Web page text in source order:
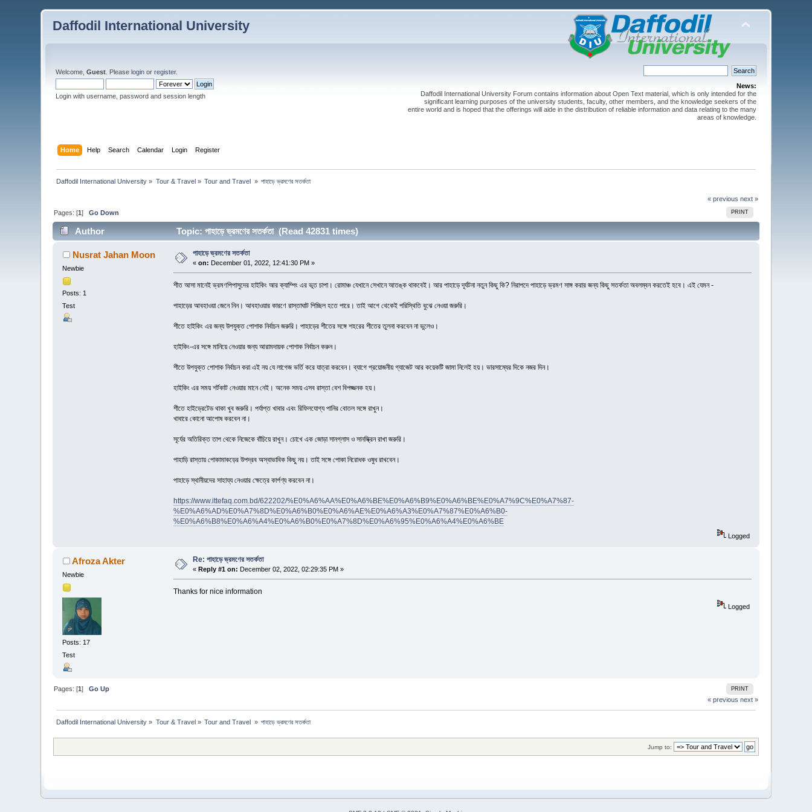
Daffodil International University
Welcome,Guest . Pleaselogin orregister.
Login with username, password and session length
News:
Daffodil International University Forum contains information about Open Text material, which is only intended for the
significant learning purposes of the university students, faculty, other members, and the knowledge seekers of the
entire world and is hoped that the offerings will aide in the distribution of reliable information and data relating to the many
areas of knowledge.
Home Help Search Calendar Login Register
Daffodil International University » Tour & Travel» Tour and Travel » পাহাড়ে ভ্রমণের সতর্কতা
« previous next »
PRINT
Pages: [1]Go Down
Author Topic: পাহাড়ে ভ্রমণের সতর্কতা (Read 42831 times)
Nusrat Jahan Moon
Newbie
Posts: 1
Test
পাহাড়ে ভ্রমণের সতর্কতা
«on: December 01, 2022, 12:41:30 PM »
শীত আসা মানেই ভ্রমণপিপাসুদের হাইকিং আর ক্যাম্পিং এর ভূত চাপা। রোমাঞ্চ যেখানে সেখানে আতঙ্ক থাকবেই। আর পাহাড়ে দূর্ঘটনা নতুন কিছু কি? নিরাপদে পাহাড়ে ভ্রমণ সাঙ্গ করার জন্য কিছু সতর্কতা অবলম্বন করতেই হবে। এই যেমন -
পাহাড়ের আবহাওয়া জেনে নিন। আবহাওয়ার কারণে রাস্তাঘাট পিচ্ছিল হতে পারে। তাই আগে থেকেই পরিস্থিতি বুঝে নেওয়া জরুরি।
শীতে হাইকিং এর জন্য উপযুক্ত পোশাক নির্বাচন জরুরি। পাহাড়ের শীতের সঙ্গে শহরের শীতের তুলনা করবেন না ভুলেও।
হাইকিং-এর সঙ্গে মানিয়ে নেওয়ার জন্য আরামদায়ক পোশাক নির্বাচন করুন।
শীতে উপযুক্ত পোশাক নির্বাচন করা এই নয় যে লাগেজ ভর্তি করে যাত্রা করবেন। ব্যাগে প্রয়োজনীয় গ্যাজেট আর কয়েকটি জামা নিলেই হয়। ভারসাম্যের দিকে নজর দিন।
হাইকিং এর সময় শর্টকাট নেওয়ার মানে নেই। অনেক সময় এসব রাস্তা বেশ বিপজ্জনক হয়।
শীতে হাইড্রেটেড থাকা খুব জরুরি। পর্যাপ্ত খাবার এবং রিফিলযোগ্য পানির বোতল সঙ্গে রাখুন।
খাবারে কোনো আপোষ করবেন না।
সূর্যের অতিরিক্ত তাপ থেকে নিজেকে বাঁচিয়ে রাখুন। চোখে এক জোড়া সানগ্লাস ও সানস্ক্রিন রাখা জরুরি।
পাহাড়ি রাস্তায় পোকামাকড়ের উপদ্রব অস্বাভাবিক কিছু নয়। তাই সঙ্গে পোকা নিরোধক ওষুধ রাখবেন।
পাহাড়ে স্থানীয়দের সাহায্য নেওয়ার ক্ষেত্রে কার্পণ্য করবেন না।
https://www.ittefaq.com.bd/622202/%E0%A6%AA%E0%A6%BE%E0%A6%B9%E0%A6%BE%E0%A7%9C%E0%A7%87-
%E0%A6%AD%E0%A7%8D%E0%A6%B0%E0%A6%AE%E0%A6%A3%E0%A7%87%E0%A6%B0-
%E0%A6%B8%E0%A6%A4%E0%A6%B0%E0%A7%8D%E0%A6%95%E0%A6%A4%E0%A6%BE
Logged
Afroza Akter
Newbie
Posts: 17
Test
Re: পাহাড়ে ভ্রমণের সতর্কতা
« Reply #1 on: December 02, 2022, 02:29:35 PM »
Thanks for nice information
Logged
PRINT
Pages: [1]Go Up
« previous next »
Daffodil International University » Tour & Travel » Tour and Travel » পাহাড়ে ভ্রমণের সতর্কতা
Jump to: